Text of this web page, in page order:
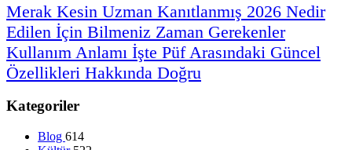
Merak Kesin Uzman Kanıtlanmış 2026 Nedir
Edilen İçin Bilmeniz Zaman Gerekenler
Kullanım Anlamı İşte Püf Arasındaki Güncel
Özellikleri Hakkında Doğru
Kategoriler
Blog 614